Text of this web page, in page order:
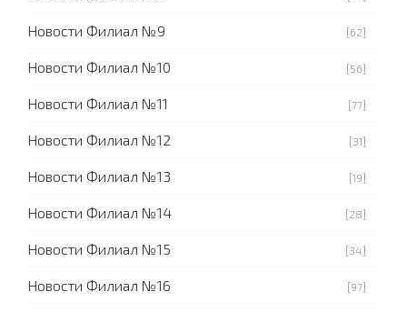
Новости Филиал №9 [62]
Новости Филиал №10 [56]
Новости Филиал №11 [77]
Новости Филиал №12 [31]
Новости Филиал №13 [19]
Новости Филиал №14 [28]
Новости Филиал №15 [34]
Новости Филиал №16 [97]